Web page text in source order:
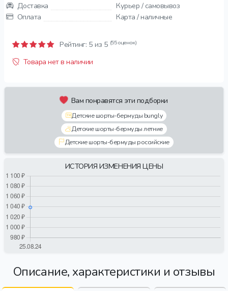
Доставка
Курьер / самовывоз
Оплата
Карта / наличные
Рейтинг: 5 из 5 (55 оценок)
Товара нет в наличии
Вам понравятся эти подборки
Детские шорты-бермуды bungly
Детские шорты-бермуды летние
Детские шорты-бермуды российские
ИСТОРИЯ ИЗМЕНЕНИЯ ЦЕНЫ
Описание, характеристики и отзывы